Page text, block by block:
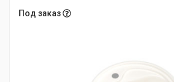
Под заказ